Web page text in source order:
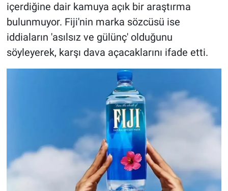
içerdiğine dair kamuya açık bir araştırma
bulunmuyor. Fiji'nin marka sözcüsü ise
iddiaların 'asılsız ve gülünç' olduğunu
söyleyerek, karşı dava açacaklarını ifade etti.
Programlar
Sağlık
Türkiye'nin Geleceği
Türkiye'nin Gündemi
Yerel Gündem